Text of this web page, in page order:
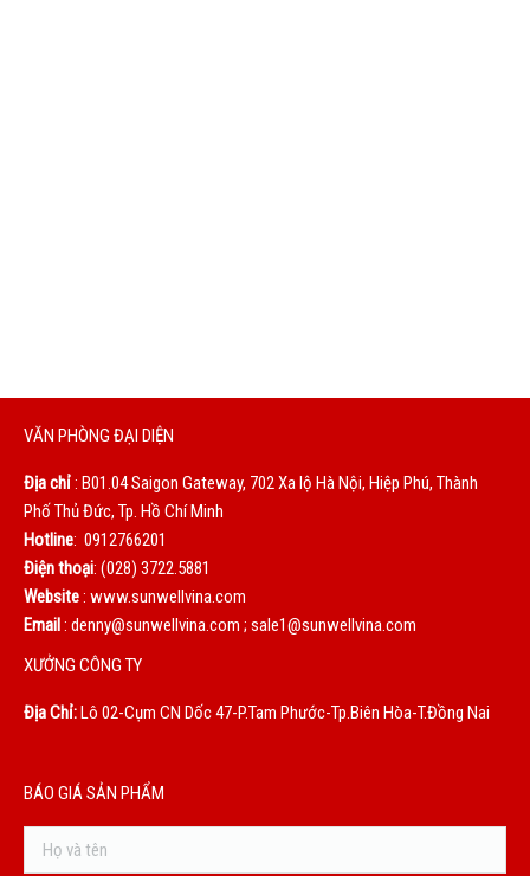
VĂN PHÒNG ĐẠI DIỆN
Địa chỉ: B01.04 Saigon Gateway, 702 Xa lộ Hà Nội, Hiệp Phú, Thành
Phố Thủ Đức, Tp. Hồ Chí Minh
Hotline: 0912766201
Điện thoại: (028) 3722.5881
Website: www.sunwellvina.com
Email: denny@sunwellvina.com ; sale1@sunwellvina.com
XƯỞNG CÔNG TY
Địa Chỉ:Lô 02-Cụm CN Dốc 47-P.Tam Phước-Tp.Biên Hòa-T.Đồng Nai
BÁO GIÁ SẢN PHẨM